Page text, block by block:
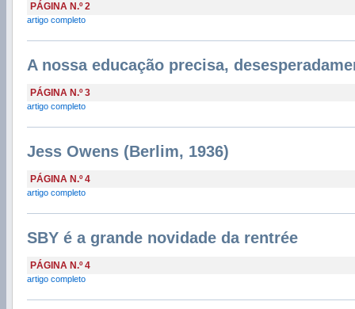
PÁGINA N.º 2
artigo completo
A nossa educação precisa,
PÁGINA N.º 3
artigo completo
Jess Owens (Berlim, 1936)
PÁGINA N.º 4
artigo completo
SBY é a grande novidade da rentrée
PÁGINA N.º 4
artigo completo